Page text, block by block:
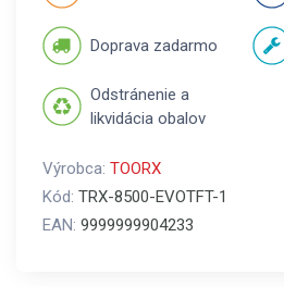
Doprava zadarmo
Odstránenie a
likvidácia obalov
Výrobca: TOORX
Kód: TRX-8500-EVOTFT-1
EAN: 9999999904233